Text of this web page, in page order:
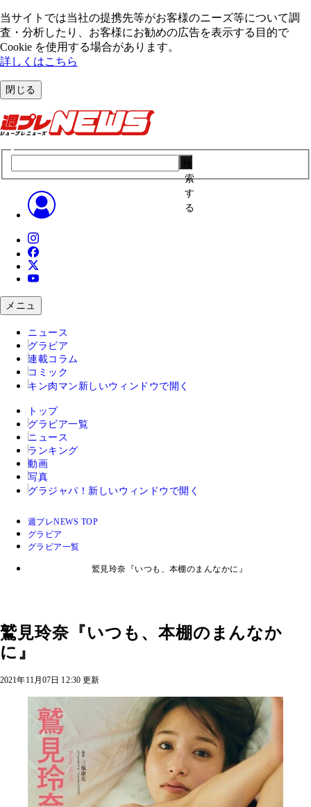
当サイトでは当社の提携先等がお客様のニーズ等について調
査・分析したり、お客様にお勧めの広告を表⽰する⽬的で
Cookie を使⽤する場合があります。
詳しくはこちら
閉じる
索
す
る
メニュ
ニュース
グラビア
連載コラム
コミック
キン肉マン 新しいウィンドウで開く
トップ
グラビア一覧
ニュース
ランキング
動画
写真
グラジャパ！ 新しいウィンドウで開く
週プレNEWS TOP
グラビア
グラビア一覧
鷲見玲奈『いつも、本棚のまんなかに』
鷲見玲奈『いつも、本棚のまんなか
に』
2021年11月07日 12:30 更新